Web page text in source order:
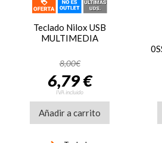
Teclado Nilox USB
MULTIMEDIA
8,00€
6,79 €
IVA incluido
Añadir a carrito